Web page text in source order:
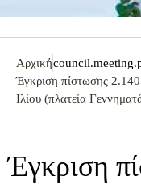
Αρχική
Έγκριση πίστωσης
Ιλίου (πλατεία
Έγκριση